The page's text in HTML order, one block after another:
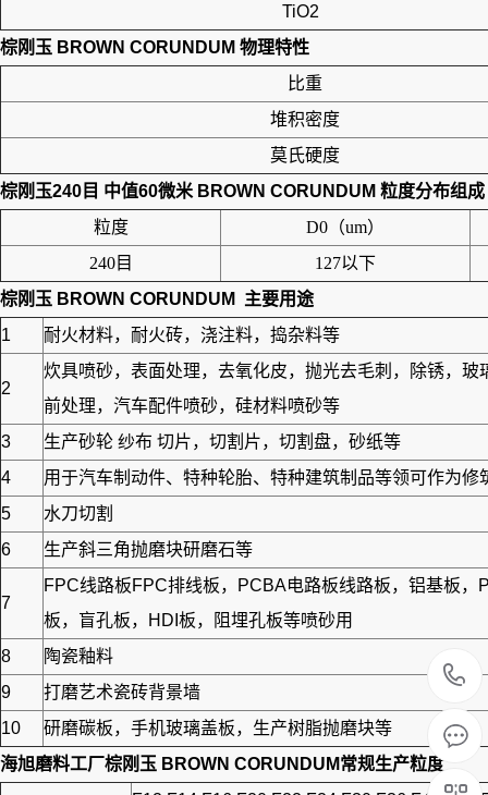
TiO2
棕刚玉 BROWN CORUNDUM 物理特性
比重
堆积密度
莫氏硬度
棕刚玉240目 中值60微米 BROWN CORUNDUM 粒度分布组成
粒度
D0（um）
240目
127以下
棕刚玉 BROWN CORUNDUM
主要用途
1
耐火材料，耐火砖，浇注料，捣杂料等
2
炊具喷砂，表面处理，去氧化皮，抛光去毛刺，除锈，
前处理，汽车配件喷砂，硅材料喷砂等
3
生产砂轮 纱布 切片，切割片，切割盘，砂纸等
4
用于汽车制动件、特种轮胎、特种建筑制品等领可作为
5
水刀切割
6
生产斜三角抛磨块研磨石等
7
FPC线路板FPC排线板，PCBA电路板线路板，铝基板
板，盲孔板，HDI板，阻埋孔板等喷砂用
8
陶瓷釉料
9
打磨艺术瓷砖背景墙
10
研磨碳板，手机玻璃盖板，生产树脂抛磨块等
海旭磨料工厂棕刚玉 BROWN CORUNDUM常规生产粒度